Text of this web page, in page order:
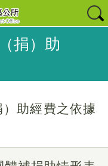
捐）助
助經費之依據